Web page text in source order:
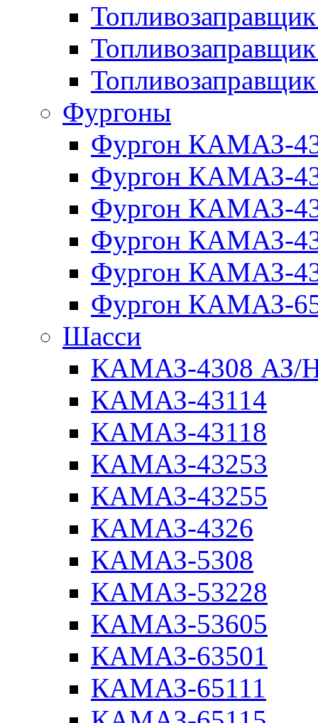
Фургоны
Фургон КАМАЗ-
Фургон КАМАЗ-
Фургон КАМАЗ-
Фургон КАМАЗ-
Фургон КАМАЗ-
Фургон КАМАЗ-
Шасси
КАМАЗ-4308 АЗ/
КАМАЗ-43114
КАМАЗ-43118
КАМАЗ-43253
КАМАЗ-43255
КАМАЗ-4326
КАМАЗ-5308
КАМАЗ-53228
КАМАЗ-53605
КАМАЗ-63501
КАМАЗ-65111